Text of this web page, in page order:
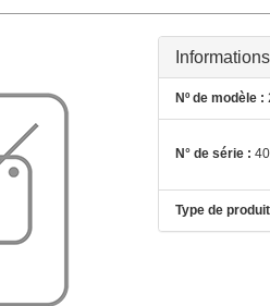
Nº de modèle :
N° de série :
Type de